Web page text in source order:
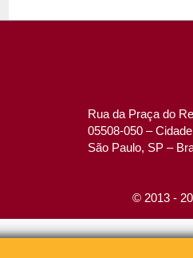
Rua da Praça do
05508-050 –
São Paulo, SP –
© 2013 -